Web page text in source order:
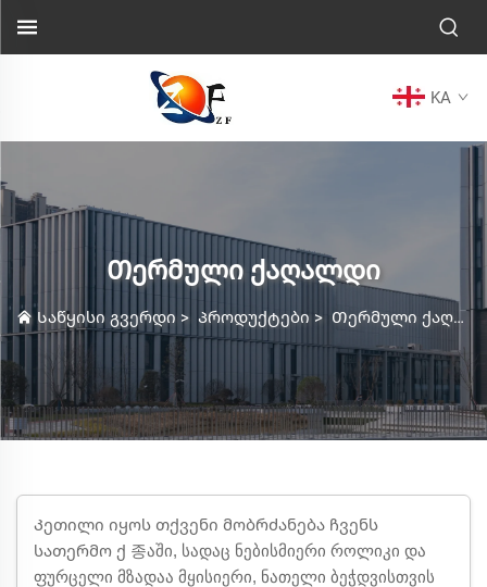
KA
Თერმული ქაღალდი
Საწყისი გვერდი > Პროდუქტები > Თერმული ქაღალდი
Კეთილი იყოს თქვენი მობრძანება ჩვენს
სათერმო ქ 종აში, სადაც ნებისმიერი როლიკი და
ფურცელი მზადაა მყისიერი, ნათელი ბეჭდვისთვის